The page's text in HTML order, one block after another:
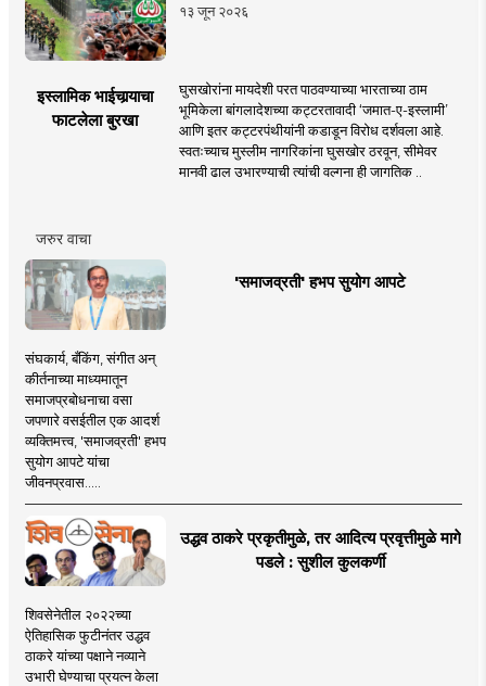
१३ जून २०२६
इस्लामिक भाईचार्‍याचा
फाटलेला बुरखा
घुसखोरांना मायदेशी परत पाठवण्याच्या भारताच्या ठाम
भूमिकेला बांगलादेशच्या कट्टरतावादी ‘जमात-ए-इस्लामी’
आणि इतर कट्टरपंथीयांनी कडाडून विरोध दर्शवला आहे.
स्वतःच्याच मुस्लीम नागरिकांना घुसखोर ठरवून, सीमेवर
मानवी ढाल उभारण्याची त्यांची वल्गना ही जागतिक ..
जरुर वाचा
'समाजव्रती' हभप सुयोग आपटे
संघकार्य, बँकिंग, संगीत अन्
कीर्तनाच्या माध्यमातून
समाजप्रबोधनाचा वसा
जपणारे वसईतील एक आदर्श
व्यक्तिमत्त्व, 'समाजव्रती' हभप
सुयोग आपटे यांचा
जीवनप्रवास.....
उद्धव ठाकरे प्रकृतीमुळे, तर आदित्य प्रवृत्तीमुळे मागे
पडले : सुशील कुलकर्णी
शिवसेनेतील २०२२च्या
ऐतिहासिक फुटीनंतर उद्धव
ठाकरे यांच्या पक्षाने नव्याने
उभारी घेण्याचा प्रयत्न केला